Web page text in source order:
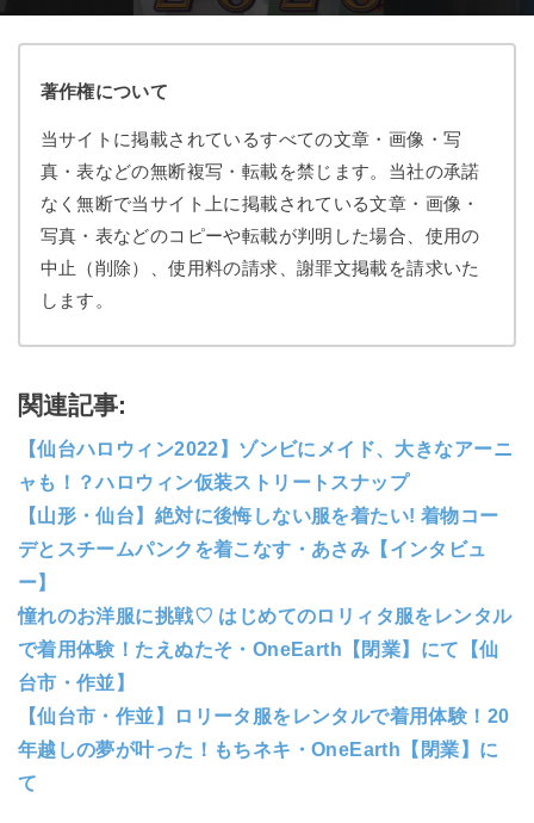
著作権について
当サイトに掲載されているすべての文章・画像・写
真・表などの無断複写・転載を禁じます。当社の承諾
なく無断で当サイト上に掲載されている文章・画像・
写真・表などのコピーや転載が判明した場合、使用の
中止（削除）、使用料の請求、謝罪文掲載を請求いた
します。
関連記事:
【仙台ハロウィン2022】ゾンビにメイド、大きなアーニ
ャも！？ハロウィン仮装ストリートスナップ
【山形・仙台】絶対に後悔しない服を着たい! 着物コー
デとスチームパンクを着こなす・あさみ【インタビュ
ー】
憧れのお洋服に挑戦♡ はじめてのロリィタ服をレンタル
で着用体験！たえぬたそ・OneEarth【閉業】にて【仙
台市・作並】
【仙台市・作並】ロリータ服をレンタルで着用体験！20
年越しの夢が叶った！もちネキ・OneEarth【閉業】に
て